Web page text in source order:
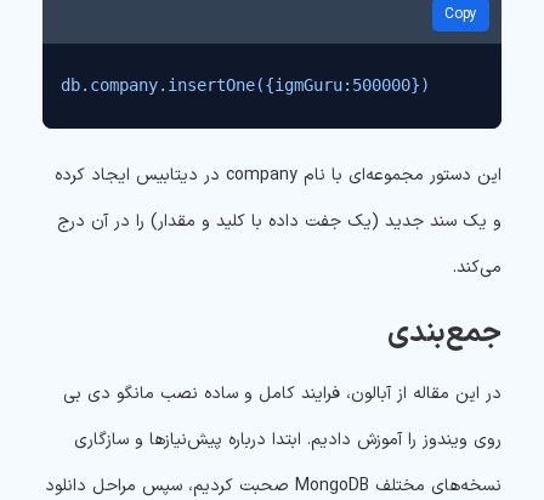
Copy
db.company.insertOne({igmGuru:500000})
این دستور مجموعه‌ای با نام company در دیتابیس ایجاد کرده
و یک سند جدید (یک جفت داده با کلید و مقدار) را در آن درج
می‌کند.
جمع‌بندی
در این مقاله از آبالون، فرایند کامل و ساده نصب مانگو دی بی
روی ویندوز را آموزش دادیم. ابتدا درباره پیش‌نیازها و سازگاری
نسخه‌های مختلف MongoDB صحبت کردیم، سپس مراحل دانلود